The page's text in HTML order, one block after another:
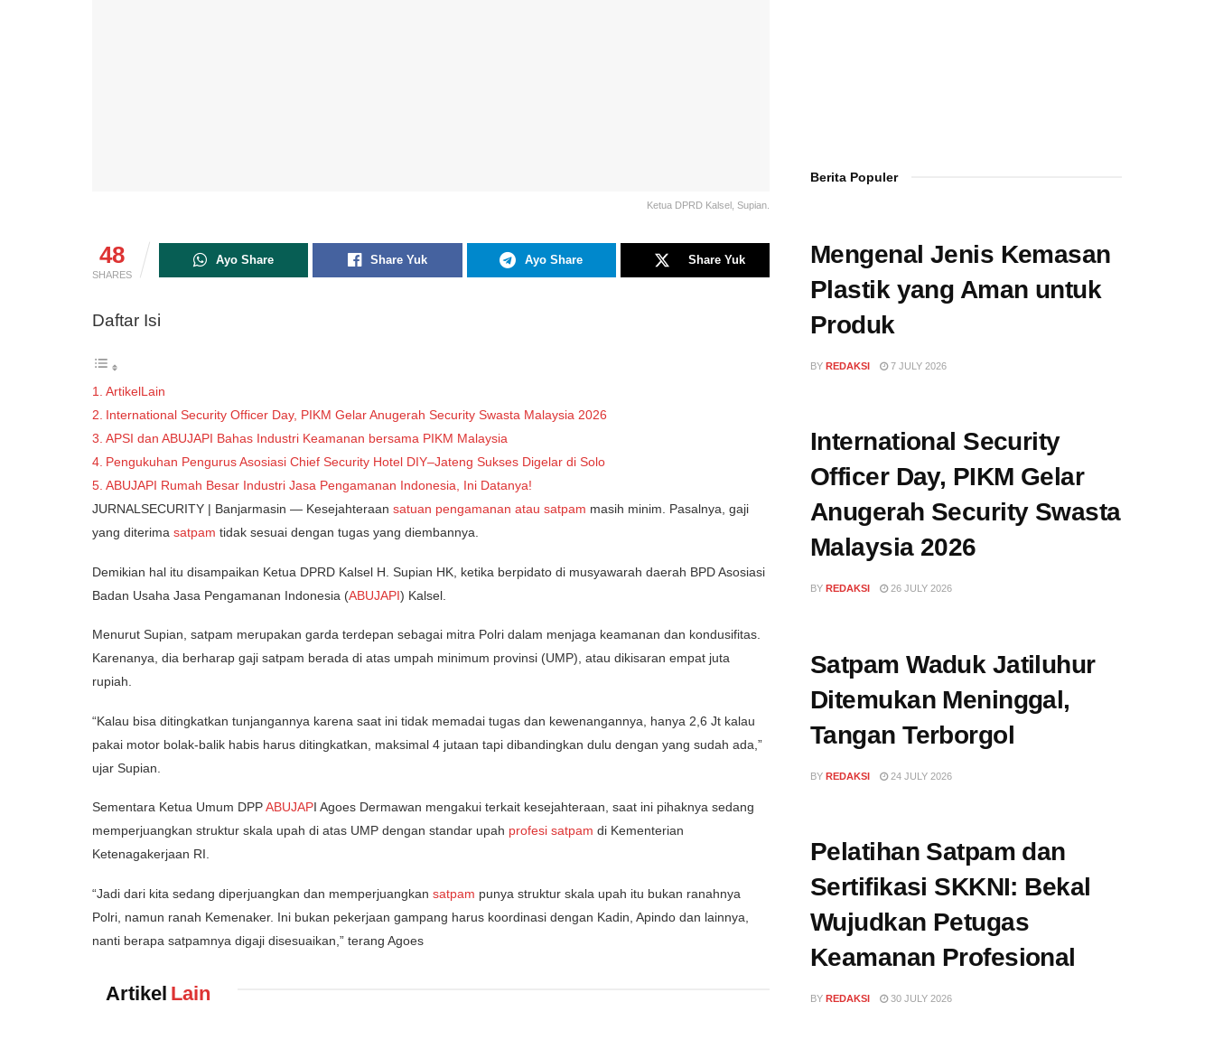
Ketua DPRD Kalsel, Supian.
48
SHARES
Ayo Share Share Yuk Ayo Share Share Yuk
Daftar Isi
ArtikelLain
International Security Officer Day, PIKM Gelar Anugerah Security Swasta Malaysia 2026
APSI dan ABUJAPI Bahas Industri Keamanan bersama PIKM Malaysia
Pengukuhan Pengurus Asosiasi Chief Security Hotel DIY–Jateng Sukses Digelar di Solo
ABUJAPI Rumah Besar Industri Jasa Pengamanan Indonesia, Ini Datanya!
JURNALSECURITY | Banjarmasin — Kesejahteraan satuan pengamanan atau satpam masih minim. Pasalnya, gaji
yang diterima satpam tidak sesuai dengan tugas yang diembannya.
Demikian hal itu disampaikan Ketua DPRD Kalsel H. Supian HK, ketika berpidato di musyawarah daerah BPD Asosiasi
Badan Usaha Jasa Pengamanan Indonesia (ABUJAPI) Kalsel.
Menurut Supian, satpam merupakan garda terdepan sebagai mitra Polri dalam menjaga keamanan dan kondusifitas.
Karenanya, dia berharap gaji satpam berada di atas umpah minimum provinsi (UMP), atau dikisaran empat juta
rupiah.
“Kalau bisa ditingkatkan tunjangannya karena saat ini tidak memadai tugas dan kewenangannya, hanya 2,6 Jt kalau
pakai motor bolak-balik habis harus ditingkatkan, maksimal 4 jutaan tapi dibandingkan dulu dengan yang sudah ada,”
ujar Supian.
Sementara Ketua Umum DPPABUJAPI Agoes Dermawan mengakui terkait kesejahteraan, saat ini pihaknya sedang
memperjuangkan struktur skala upah di atas UMP dengan standar upah profesi satpam di Kementerian
Ketenagakerjaan RI.
“Jadi dari kita sedang diperjuangkan dan memperjuangkan satpam punya struktur skala upah itu bukan ranahnya
Polri, namun ranah Kemenaker. Ini bukan pekerjaan gampang harus koordinasi dengan Kadin, Apindo dan lainnya,
nanti berapa satpamnya digaji disesuaikan,” terang Agoes
Artikel Lain
Berita Populer
Mengenal Jenis Kemasan
Plastik yang Aman untuk
Produk
BY REDAKSI 7 JULY 2026
International Security
Officer Day, PIKM Gelar
Anugerah Security Swasta
Malaysia 2026
BY REDAKSI 26 JULY 2026
Satpam Waduk Jatiluhur
Ditemukan Meninggal,
Tangan Terborgol
BY REDAKSI 24 JULY 2026
Pelatihan Satpam dan
Sertifikasi SKKNI: Bekal
Wujudkan Petugas
Keamanan Profesional
BY REDAKSI 30 JULY 2026